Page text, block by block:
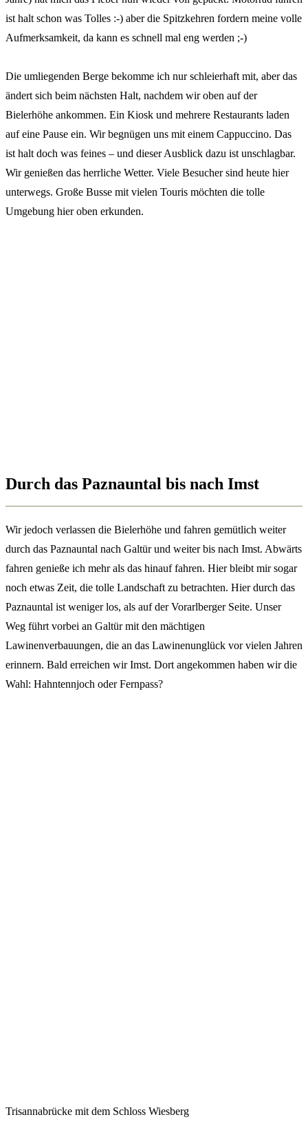
ist halt schon was Tolles :-) aber die Spitzkehren fordern meine volle
Aufmerksamkeit, da kann es schnell mal eng werden ;-)
Die umliegenden Berge bekomme ich nur schleierhaft mit, aber das
ändert sich beim nächsten Halt, nachdem wir oben auf der
Bielerhöhe ankommen. Ein Kiosk und mehrere Restaurants laden
auf eine Pause ein. Wir begnügen uns mit einem Cappuccino. Das
ist halt doch was feines – und dieser Ausblick dazu ist unschlagbar.
Wir genießen das herrliche Wetter. Viele Besucher sind heute hier
unterwegs. Große Busse mit vielen Touris möchten die tolle
Umgebung hier oben erkunden.
Durch das Paznauntal bis nach Imst
Wir jedoch verlassen die Bielerhöhe und fahren gemütlich weiter
durch das Paznauntal nach Galtür und weiter bis nach Imst. Abwärts
fahren genieße ich mehr als das hinauf fahren. Hier bleibt mir sogar
noch etwas Zeit, die tolle Landschaft zu betrachten. Hier durch das
Paznauntal ist weniger los, als auf der Vorarlberger Seite. Unser
Weg führt vorbei an Galtür mit den mächtigen
Lawinenverbauungen, die an das Lawinenunglück vor vielen Jahren
erinnern. Bald erreichen wir Imst. Dort angekommen haben wir die
Wahl: Hahntennjoch oder Fernpass?
Trisannabrücke mit dem Schloss Wiesberg